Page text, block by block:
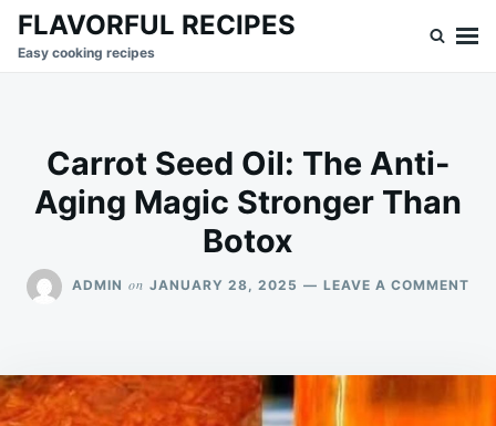
SkipSearch
for:
FLAVORFUL RECIPES
Easy cooking recipes
Carrot Seed Oil: The Anti-
Aging Magic Stronger Than
Botox
ADMIN on JANUARY 28, 2025 LEAVE A COMMENT